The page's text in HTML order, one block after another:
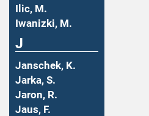
Ilic, M.
Iwanizki, M.
J
Janschek, K.
Jarka, S.
Jaron, R.
Jaus, F.